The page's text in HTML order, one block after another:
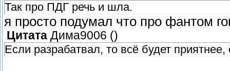
Так про ПДГ речь и шла.
я просто подумал что про фантом
Цитата Дима9006 ()
Если разрабатвал, то всё будет